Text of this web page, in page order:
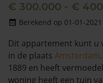
€ 300.000 - €
Berekend op 01-01-2021
Dit appartement kunt u
in de plaats Amsterdam
1889 en heeft
woning heeft een tuin